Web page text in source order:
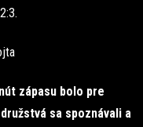
zápasu bolo pre
sa spoznávali a